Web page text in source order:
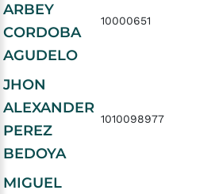
ARBEY
CORDOBA
AGUDELO
10000651
JHON
ALEXANDER
PEREZ
BEDOYA
1010098977
MIGUEL